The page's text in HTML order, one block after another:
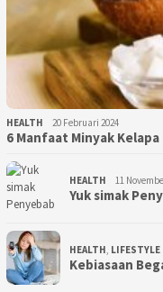
HEALTH 20 Februari 2024
6 Manfaat Minyak
HEALTH 11
Yuk simak
HEALTH, LIFESTYLE
Kebiasaan